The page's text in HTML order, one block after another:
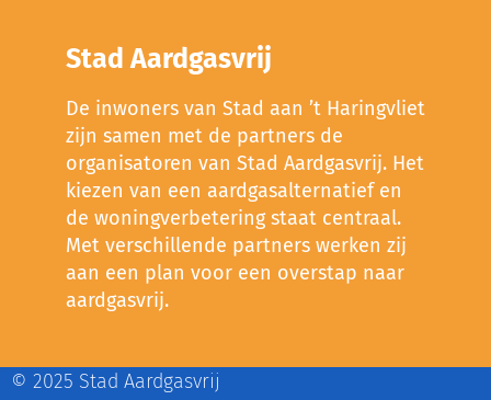
Stad Aardgasvrij
De inwoners van Stad aan ’t Haringvliet
zijn samen met de partners de
organisatoren van Stad Aardgasvrij. Het
kiezen van een aardgasalternatief en
de woningverbetering staat centraal.
Met verschillende partners werken zij
aan een plan voor een overstap naar
aardgasvrij.
© 2025 Stad Aardgasvrij